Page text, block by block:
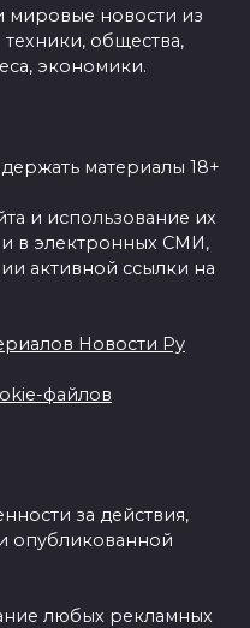
мировые новости из
техники, общества,
экономики.
материалы 18+
и использование их
в электронных СМИ,
активной ссылки на
Новости Ру
файлов
за действия,
опубликованной
любых рекламных